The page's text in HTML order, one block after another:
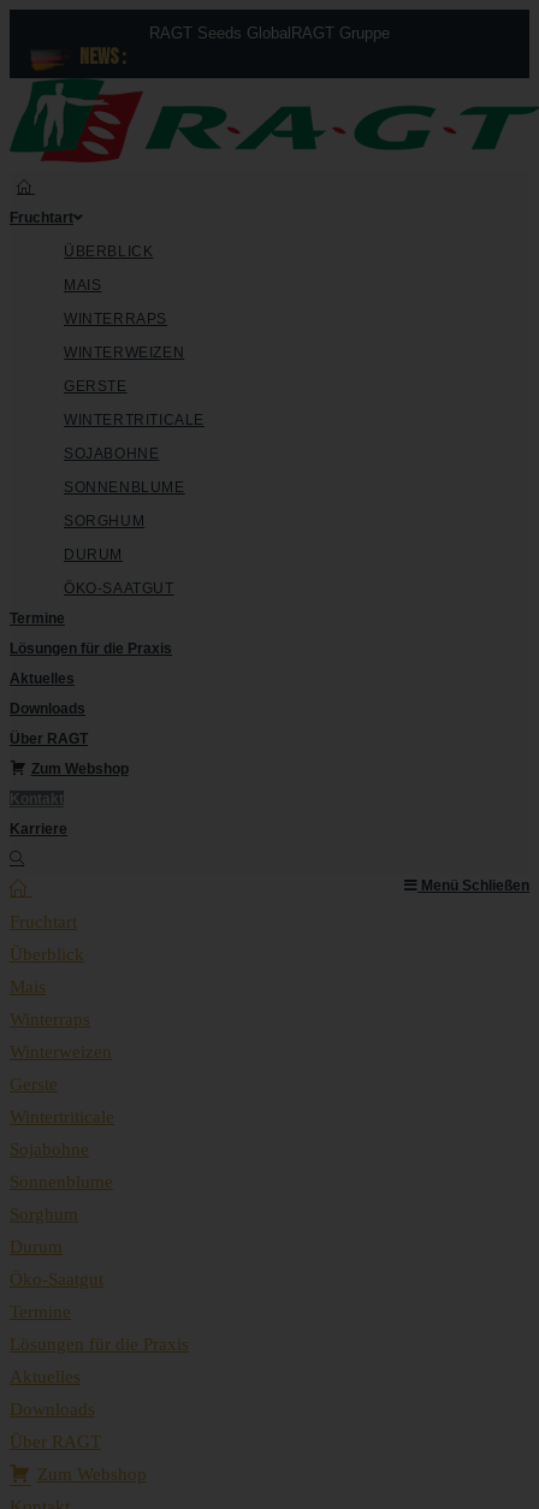
News :
RAGT Seeds Global RAGT Gruppe
Fruchtart
ÜBERBLICK
MAIS
WINTERRAPS
WINTERWEIZEN
GERSTE
WINTERTRITICALE
SOJABOHNE
SONNENBLUME
SORGHUM
DURUM
ÖKO-SAATGUT
Termine
Lösungen für die Praxis
Aktuelles
Downloads
Über RAGT
Zum Webshop
Kontakt
Karriere
Menü Schließen
Fruchtart
Überblick
Mais
Winterraps
Winterweizen
Gerste
Wintertriticale
Sojabohne
Sonnenblume
Sorghum
Durum
Öko-Saatgut
Termine
Lösungen für die Praxis
Aktuelles
Downloads
Über RAGT
Zum Webshop